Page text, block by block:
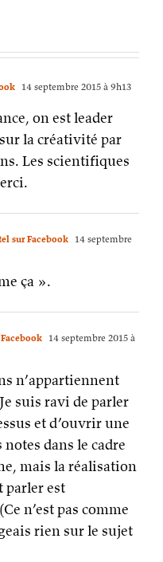
14 septembre 2015 à 9h13
on est leader
la créativité par
Les scientifiques
sur Facebook
14 septembre
ça ».
14 septembre 2015 à
n’appartiennent
suis ravi de parler
et d’ouvrir une
dans le cadre
mais la réalisation
parler est
n’est pas comme
rien sur le sujet